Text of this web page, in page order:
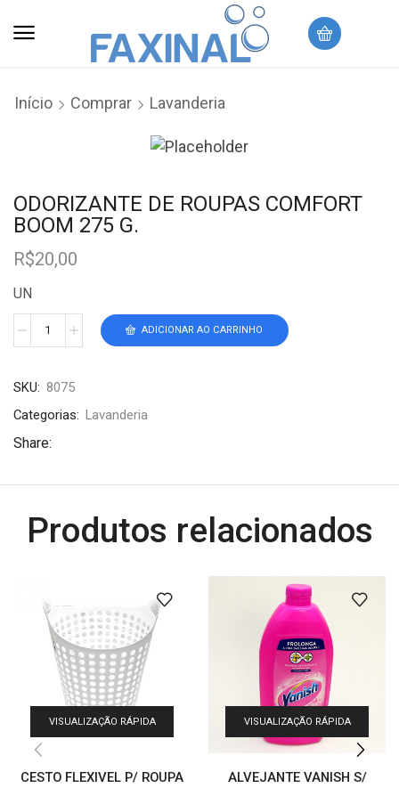
Início Comprar Lavanderia
ODORIZANTE DE ROUPAS COMFORT
BOOM 275 G.
R$20,00
UN
ADICIONAR AO CARRINHO
SKU: 8075
Categorias: Lavanderia
Share:
Produtos relacionados
VISUALIZAÇÃO RÁPIDA
CESTO FLEXIVEL P/ ROUPA
VISUALIZAÇÃO RÁPIDA
ALVEJANTE VANISH S/